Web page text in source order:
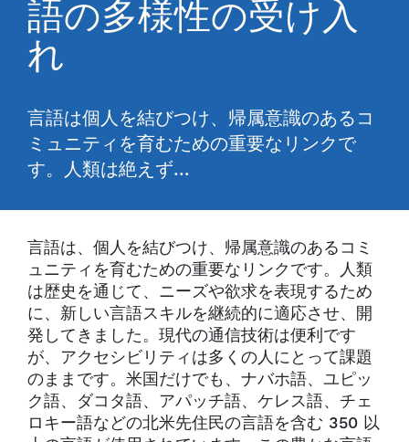
語の多様性の受け入
れ
言語は個人を結びつけ、帰属意識のあるコ
ミュニティを育むための重要なリンクで
す。人類は絶えず…
言語は、個人を結びつけ、帰属意識のあるコミ
ュニティを育むための重要なリンクです。人類
は歴史を通じて、ニーズや欲求を表現するため
に、新しい言語スキルを継続的に適応させ、開
発してきました。現代の通信技術は便利です
が、アクセシビリティは多くの人にとって課題
のままです。米国だけでも、ナバホ語、ユピッ
ク語、ダコタ語、アパッチ語、ケレス語、チェ
ロキー語などの北米先住民の言語を含む 350 以